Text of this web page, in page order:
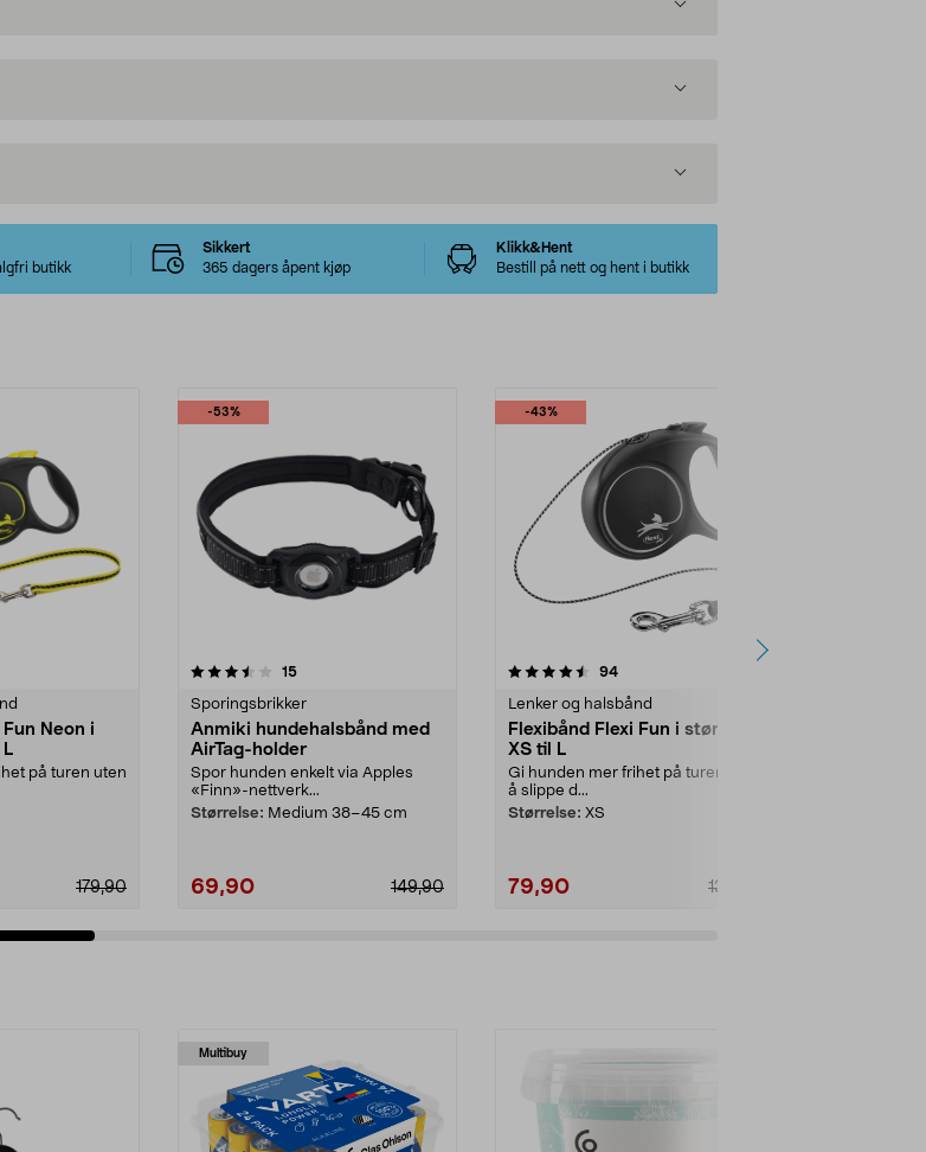
butikk
Sikkert
365 dagers åpent kjøp
Klikk&Hent
Bestill på nett og hent i butikk
Neon i
på turen uten
179,90
-53%
stjerner 15anmeldelser
Sporingsbrikker
Anmiki hundehalsbånd med
AirTag-holder
Spor hunden enkelt via Apples
«Finn»-nettverk...
Størrelse: Medium 38–45 cm
69,90 149,90
-43%
4.5 av 5 stjerner 94anmeldelser
Lenker og halsbånd
Flexibånd Flexi Fun i størrelse
XS til L
Gi hunden mer frihet på turen uten
å slippe d...
Størrelse: XS
79,90 139,90
3.5 av 5 stjerner
Multibuy